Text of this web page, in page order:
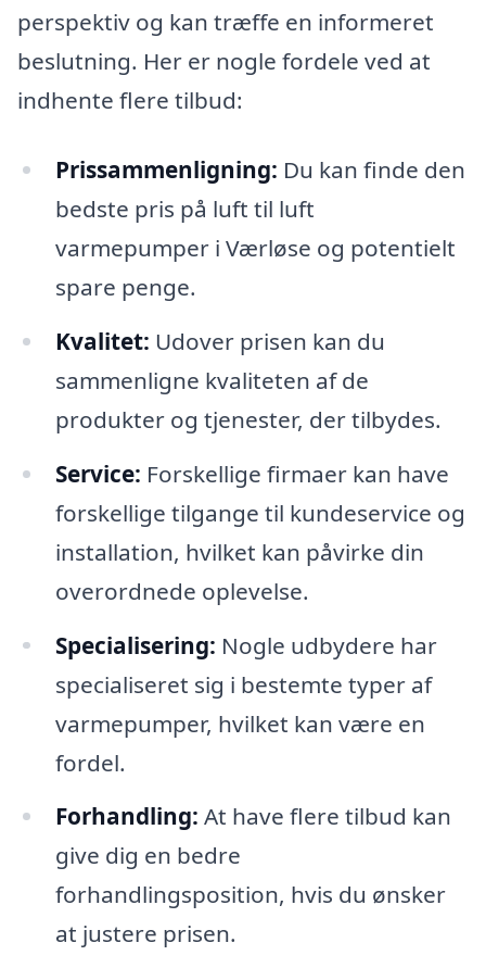
perspektiv og kan træffe en informeret
beslutning. Her er nogle fordele ved at
indhente flere tilbud:
Prissammenligning: Du kan finde den
bedste pris på luft til luft
varmepumper i Værløse og potentielt
spare penge.
Kvalitet: Udover prisen kan du
sammenligne kvaliteten af de
produkter og tjenester, der tilbydes.
Service: Forskellige firmaer kan have
forskellige tilgange til kundeservice og
installation, hvilket kan påvirke din
overordnede oplevelse.
Specialisering: Nogle udbydere har
specialiseret sig i bestemte typer af
varmepumper, hvilket kan være en
fordel.
Forhandling: At have flere tilbud kan
give dig en bedre
forhandlingsposition, hvis du ønsker
at justere prisen.